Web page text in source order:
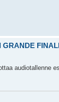
GRANDE
audiotallenne